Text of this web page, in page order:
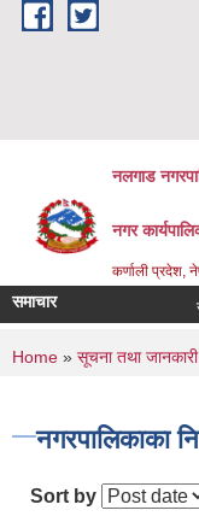
Skip to main content
नलगाड
नगर
कर्णाली प्रदेश,
समाचार सहिद
You are
Home » सूचना तथा जानकारी
नगरपालिकाका
Sort by